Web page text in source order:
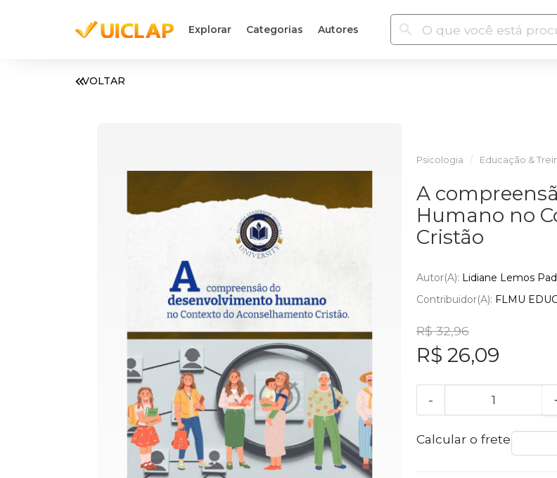
Explorar Categorias Autores
VOLTAR
Psicologia Educação &
A
Humano no
Cristão
Autor(a): Lidiane Lemos
Contribuidor(a): FLMU
R$ 32,96
R$ 26,09
-
Calcular o frete